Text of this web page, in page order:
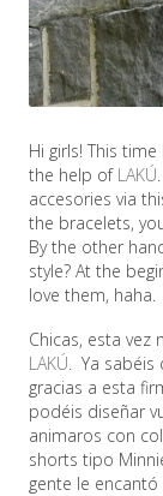
Hi girls! This
the help of LAKÚ
accesories via
the bracelets,
By the other
style? At the
love them, haha.
Chicas, esta vez
LAKÚ . Ya
gracias a esta
podéis diseñar
animaros con
shorts tipo
gente le